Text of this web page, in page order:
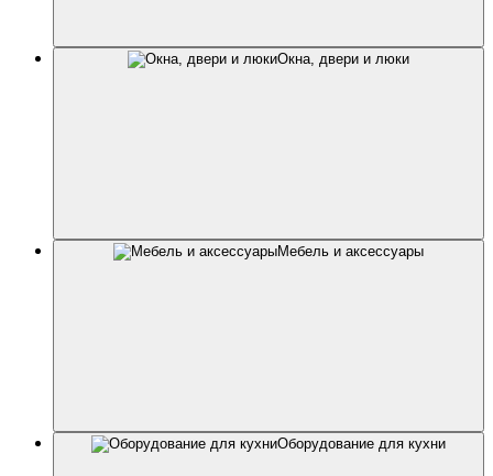
Окна, двери и люки
Мебель и аксессуары
Оборудование для кухни